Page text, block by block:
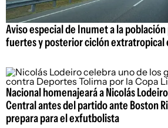
Aviso especial de Inumet a la
fuertes y posterior ciclón extratropical
Nacional homenajeará a Nicolás
Central antes del partido ante Boston
prepara para el exfutbolista